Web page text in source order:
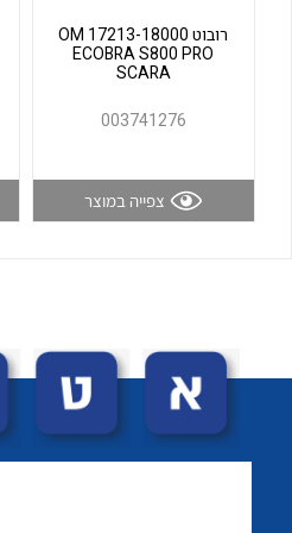
רובוט OM 17213-18000
ECOBRA S800 PRO
SCARA
003741276
צפייה במוצר